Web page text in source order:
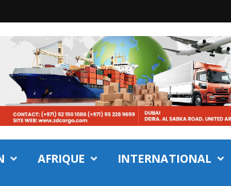
AFRIQUE INTERNATIONAL